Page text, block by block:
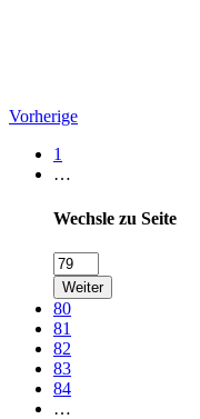
Vorherige
1
…
Wechsle zu Seite
Weiter
80
81
82
83
84
…